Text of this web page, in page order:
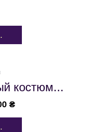
костюм...
₴